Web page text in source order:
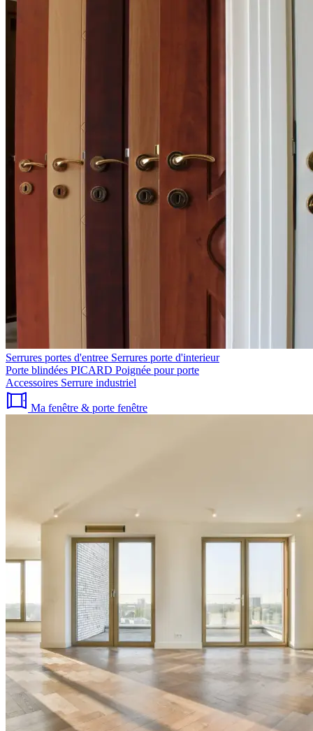
Serrures portes d'entree Serrures porte d'interieur
Porte blindées PICARD Poignée pour porte
Accessoires Serrure industriel
Ma fenêtre & porte fenêtre